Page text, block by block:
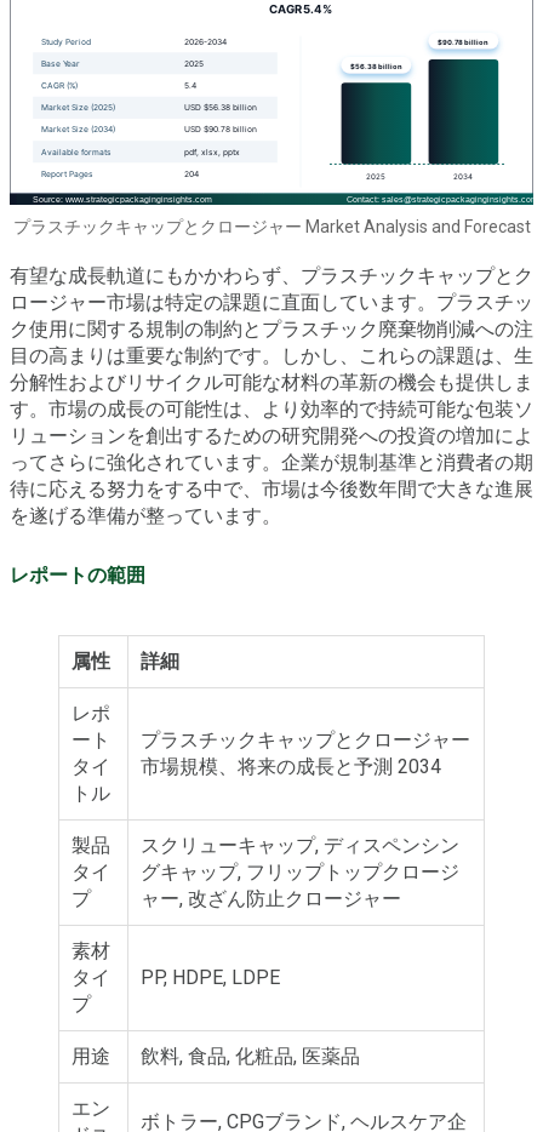
プラスチックキャップとクロージャー Market Analysis and Forecast
有望な成長軌道にもかかわらず、プラスチックキャップとク
ロージャー市場は特定の課題に直面しています。プラスチッ
ク使用に関する規制の制約とプラスチック廃棄物削減への注
目の高まりは重要な制約です。しかし、これらの課題は、生
分解性およびリサイクル可能な材料の革新の機会も提供しま
す。市場の成長の可能性は、より効率的で持続可能な包装ソ
リューションを創出するための研究開発への投資の増加によ
ってさらに強化されています。企業が規制基準と消費者の期
待に応える努力をする中で、市場は今後数年間で大きな進展
を遂げる準備が整っています。
レポートの範囲
属性 詳細
レポ
ート
タイ
トル
プラスチックキャップとクロージャー
市場規模、将来の成長と予測 2034
製品
タイ
プ
スクリューキャップ, ディスペンシン
グキャップ, フリップトップクロージ
ャー, 改ざん防止クロージャー
素材
タイ
プ
PP, HDPE, LDPE
用途 飲料, 食品, 化粧品, 医薬品
エン
ボトラー, CPGブランド, ヘルスケア企